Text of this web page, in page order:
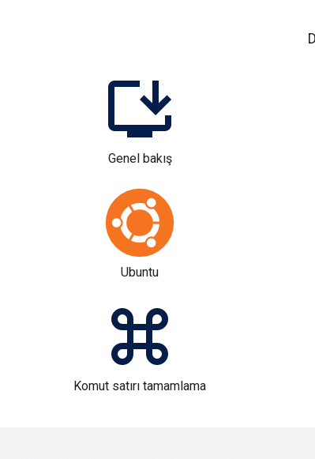
Genel bakış
Ubuntu
Komut satırı tamamlama